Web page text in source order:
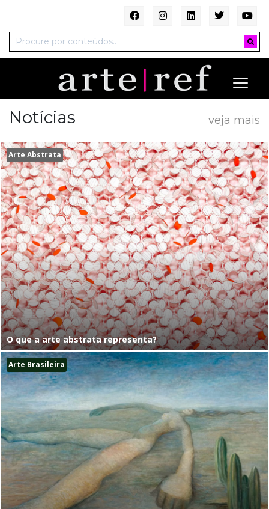
Notícias veja mais
Arte Abstrata
O que a arte abstrata representa?
Arte Brasileira